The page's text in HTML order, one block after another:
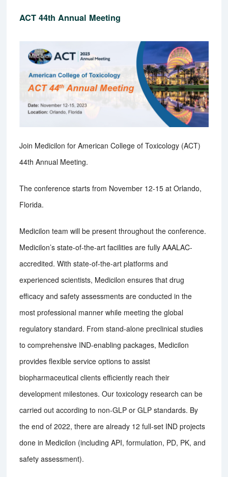
ACT 44th Annual Meeting
Join Medicilon for American College of Toxicology (ACT)
44th Annual Meeting.
The conference starts from November 12-15 at Orlando,
Florida.
Medicilon team will be present throughout the conference.
Medicilon’s state-of-the-art facilities are fully AAALAC-
accredited. With state-of-the-art platforms and
experienced scientists, Medicilon ensures that drug
efficacy and safety assessments are conducted in the
most professional manner while meeting the global
regulatory standard. From stand-alone preclinical studies
to comprehensive IND-enabling packages, Medicilon
provides flexible service options to assist
biopharmaceutical clients efficiently reach their
development milestones. Our toxicology research can be
carried out according to non-GLP or GLP standards. By
the end of 2022, there are already 12 full-set IND projects
done in Medicilon (including API, formulation, PD, PK, and
safety assessment).